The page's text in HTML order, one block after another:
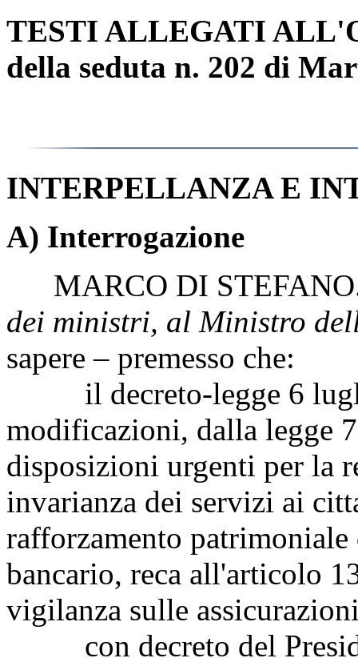
TESTI ALLEGATI
della seduta n. 202 di
INTERPELLANZA E
A) Interrogazione
MARCO DI
dei ministri, al Ministro
sapere – premesso che:
il decreto-legge 6
modificazioni, dalla legge
disposizioni urgenti per la
invarianza dei servizi ai
rafforzamento patrimoniale
bancario, reca all'articolo
vigilanza sulle
con decreto del